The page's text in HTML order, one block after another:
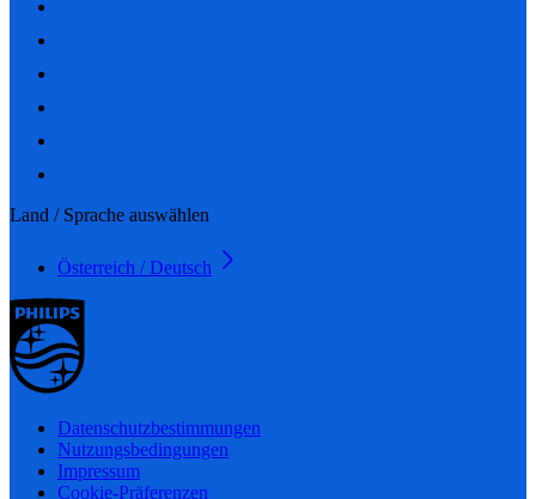
Land / Sprache auswählen
Österreich / Deutsch
Datenschutzbestimmungen
Nutzungsbedingungen
Impressum
Cookie-Präferenzen